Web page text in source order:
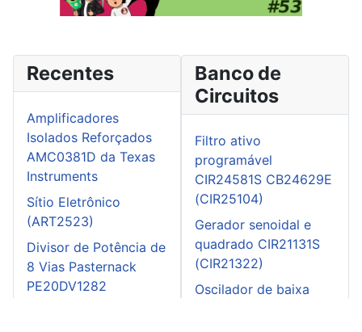
Recentes
Amplificadores
Isolados Reforçados
AMC0381D da Texas
Instruments
Sítio Eletrônico
(ART2523)
Divisor de Potência de
8 Vias Pasternack
PE20DV1282
Banco de
Circuitos
Filtro ativo
programável
CIR24581S CB24629E
(CIR25104)
Gerador senoidal e
quadrado CIR21131S
(CIR21322)
Oscilador de baixa